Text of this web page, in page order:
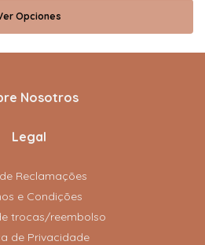
Opciones
Nosotros
Legal
Reclamações
e Condições
trocas/reembolso
de Privacidade